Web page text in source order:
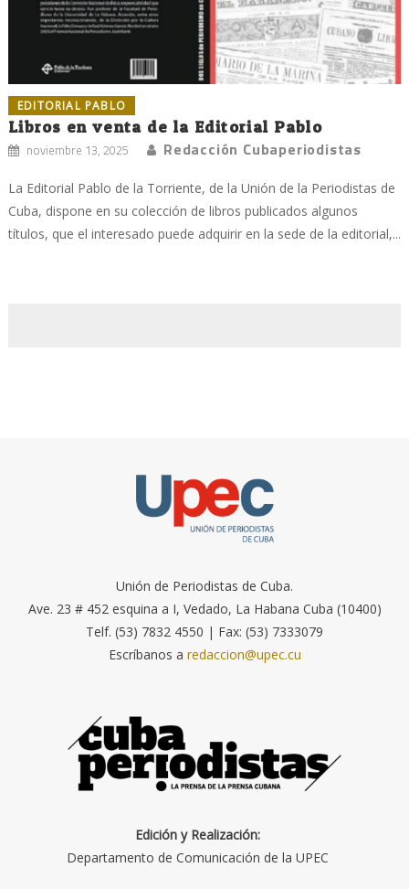
EDITORIAL PABLO
Libros en venta de la Editorial Pablo
noviembre 13, 2025 Redacción Cubaperiodistas
La Editorial Pablo de la Torriente, de la Unión de la Periodistas de
Cuba, dispone en su colección de libros publicados algunos
títulos, que el interesado puede adquirir en la sede de la editorial,...
Unión de Periodistas de Cuba.
Ave. 23 # 452 esquina a I, Vedado, La Habana Cuba (10400)
Telf. (53) 7832 4550 | Fax: (53) 7333079
Escríbanos a redaccion@upec.cu
Edición y Realización:
Departamento de Comunicación de la UPEC